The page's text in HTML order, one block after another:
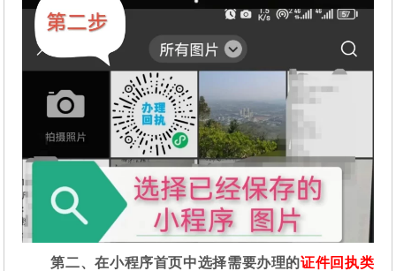
第二、在小程序首页中选择需要办理的证件回执类